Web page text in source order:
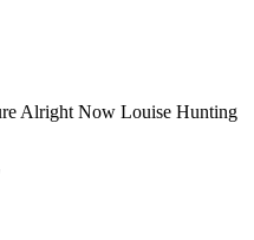
Alright Now Louise Hunting